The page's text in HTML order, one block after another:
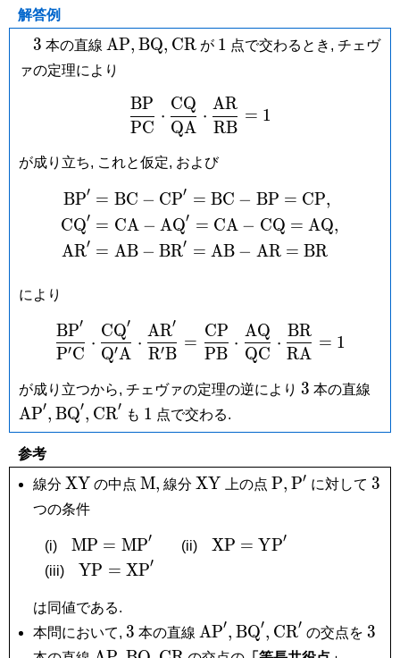
解答例
3
3 本の直線 \mathrm{AP},
AP, \mathrm{BQ},
BQ, \mathrm{CR}
CR が 1
1 点で交わるとき, チェヴ
ァの定理により
PC
BP
⋅
QA
CQ
⋅
RB
AR
= 1
が成り立ち, これと仮定, および
\begin{aligned}
BP′
CQ′
AR′
= BC − CP′ = BC − BP = CP,
= CA − AQ′ = CA − CQ = AQ,
= AB − BR′ = AB − AR = BR
により
P′C
BP′
⋅
Q′A
CQ′
⋅
R′B
AR′
=
PB
CP
⋅
QC
AQ
⋅
RA
BR
= 1
が成り立つから, チェヴァの定理の逆により 3
3 本の直線
AP′, \mathrm{BQ}',
BQ′, \mathrm{CR}'
CR′ も 1
1 点で交わる.
参考
線分 \mathrm{XY}
XY の中点 \mathrm
M, 線分 \mathrm{XY}
XY 上の点 \mathrm
P, \mathrm
P′ に対して 3
3
つの条件
(i) \mathrm{MP} = \mathrm{MP}'
MP = MP′ (ii) \mathrm{XP} =
XP = YP′
(iii) \mathrm{YP} = \mathrm{XP}'
YP = XP′
は同値である.
本問において, 3
3 本の直線 \mathrm{AP}',
AP′, \mathrm{BQ}',
BQ′, \mathrm{CR}'
CR′ の交点を 3
3